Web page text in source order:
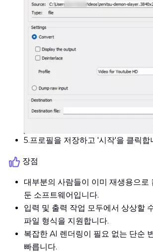
5.프로필을 저장하고 '시작'을 클릭합
장점
대부분의 사람들이 이미 재생용으로
둔 소프트웨어입니다.
입력 및 출력 작업 모두에서 상상할
파일 형식을 지원합니다.
복잡한 AI 렌더링이 필요 없는 단순
빠릅니다.